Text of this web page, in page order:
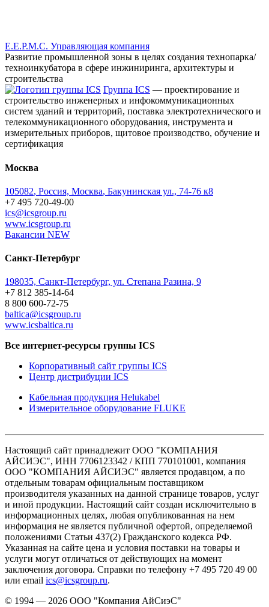
E.E.P.M.C. Управляющая компания
Развитие промышленной зоны в целях создания технопарка/
техноинкубатора в сфере инжиниринга, архитектуры и
строительства
Группа ICS — проектирование и
строительство инженерных и инфокоммуникационных
систем зданий и территорий, поставка электротехнического и
телекоммуникационного оборудования, инструмента и
измерительных приборов, щитовое производство, обучение и
сертификация
Москва
105082, Россия, Москва, Бакунинская ул., 74-76 к8
+7 495 720-49-00
ics@icsgroup.ru
www.icsgroup.ru
Вакансии NEW
Санкт-Петербург
198035, Санкт-Петербург, ул. Степана Разина, 9
+7 812 385-14-64
8 800 600-72-75
baltica@icsgroup.ru
www.icsbaltica.ru
Все интернет-ресурсы группы ICS
Корпоративный сайт группы ICS
Центр дистрибуции ICS
Кабельная продукция Helukabel
Измерительное оборудование FLUKE
Настоящий сайт принадлежит ООО "КОМПАНИЯ
АЙСИЭС", ИНН 7706123342 / КПП 770101001, компания
ООО "КОМПАНИЯ АЙСИЭС" является продавцом, а по
отдельным товарам официальным поставщиком
производителя указанных на данной странице товаров, услуг
и иной продукции. Настоящий сайт создан исключительно в
информационных целях, любая опубликованная на нем
информация не является публичной офертой, определяемой
положениями Статьи 437(2) Гражданского кодекса РФ.
Указанная на сайте цена и условия поставки на товары и
услуги могут отличаться от действующих на момент
заключения договора. Справки по телефону +7 495 720 49 00
или email ics@icsgroup.ru.
© 1994 — 2026 ООО "Компания АйСиэС"